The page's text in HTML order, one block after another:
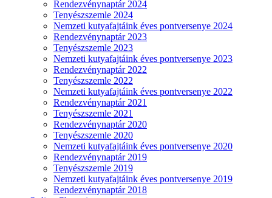
Rendezvénynaptár 2024
Tenyészszemle 2024
Nemzeti kutyafajtáink éves pontversenye 2024
Rendezvénynaptár 2023
Tenyészszemle 2023
Nemzeti kutyafajtáink éves pontversenye 2023
Rendezvénynaptár 2022
Tenyészszemle 2022
Nemzeti kutyafajtáink éves pontversenye 2022
Rendezvénynaptár 2021
Tenyészszemle 2021
Rendezvénynaptár 2020
Tenyészszemle 2020
Nemzeti kutyafajtáink éves pontversenye 2020
Rendezvénynaptár 2019
Tenyészszemle 2019
Nemzeti kutyafajtáink éves pontversenye 2019
Rendezvénynaptár 2018